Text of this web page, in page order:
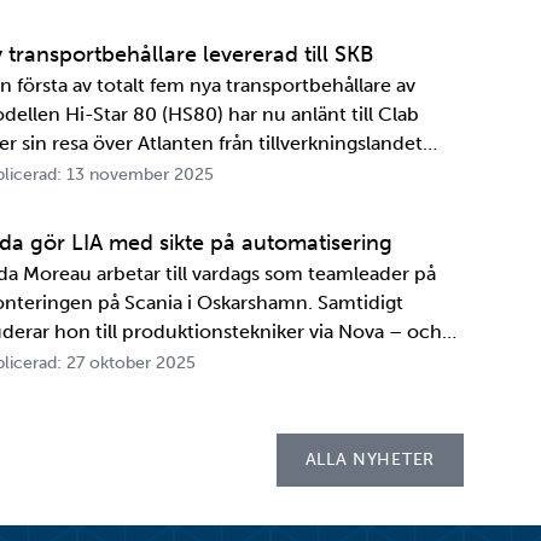
mellan de två organisationerna. …
transportbehållare levererad till SKB
första av totalt fem nya transportbehållare av
Hi-Star 80 (HS80) har nu anlänt till Clab
sin resa över Atlanten från tillverkningslandet
Innan transportbehållaren kan bli en del av SKB:s
och utbildningar. Redan 2008 i…
13 november 2025
gör LIA med sikte på automatisering
Moreau arbetar till vardags som teamleader på
på Scania i Oskarshamn. Samtidigt
hon till produktionstekniker via Nova – och
tio veckor i höst gör hon både sin praktik, även
27 oktober 2025
ALLA NYHETER